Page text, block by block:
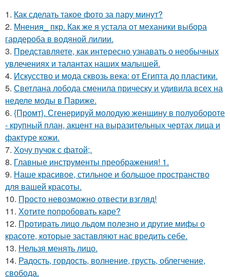
1. Как сделать такое фото за пару минут?
2. Мнения_ пкр. Как же я устала от механики выбора
гардероба в водяной лилии.
3. Представляете, как интересно узнавать о необычных
увлечениях и талантах наших малышей.
4. Искусство и мода сквозь века: от Египта до пластики.
5. Светлана лобода сменила прическу и удивила всех на
неделе моды в Париже.
6. {Промт}. Сгенерируй молодую женщину в полуобороте
- крупный план, акцент на выразительных чертах лица и
фактуре кожи.
7. Хочу пучок с фатой;.
8. Главные инструменты преображения! 1.
9. Наше красивое, стильное и большое пространство
для вашей красоты.
10. Просто невозможно отвести взгляд!
11. Хотите попробовать каре?
12. Протирать лицо льдом полезно и другие мифы о
красоте, которые заставляют нас вредить себе.
13. Нельзя менять лицо.
14. Радость, гордость, волнение, грусть, облегчение,
свобода.